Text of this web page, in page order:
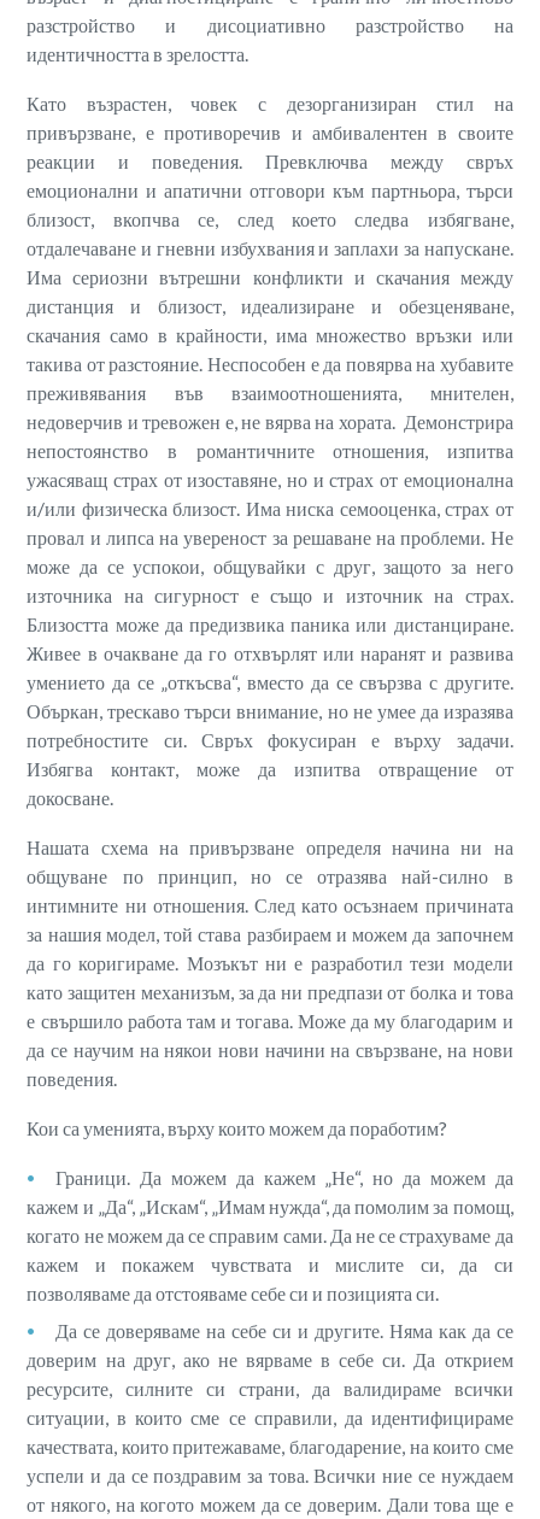
разстройство и дисоциативно разстройство на
идентичността в зрелостта.
Като възрастен, човек с дезорганизиран стил на
привързване, е противоречив и амбивалентен в своите
реакции и поведения. Превключва между свръх
емоционални и апатични отговори към партньора, търси
близост, вкопчва се, след което следва избягване,
отдалечаване и гневни избухвания и заплахи за напускане.
Има сериозни вътрешни конфликти и скачания между
дистанция и близост, идеализиране и обезценяване,
скачания само в крайности, има множество връзки или
такива от разстояние. Неспособен е да повярва на хубавите
преживявания във взаимоотношенията, мнителен,
недоверчив и тревожен е, не вярва на хората. Демонстрира
непостоянство в романтичните отношения, изпитва
ужасяващ страх от изоставяне, но и страх от емоционална
и/или физическа близост. Има ниска семооценка, страх от
провал и липса на увереност за решаване на проблеми. Не
може да се успокои, общувайки с друг, защото за него
източника на сигурност е също и източник на страх.
Близостта може да предизвика паника или дистанциране.
Живее в очакване да го отхвърлят или наранят и развива
умението да се „откъсва“, вместо да се свързва с другите.
Объркан, трескаво търси внимание, но не умее да изразява
потребностите си. Свръх фокусиран е върху задачи.
Избягва контакт, може да изпитва отвращение от
докосване.
Нашата схема на привързване определя начина ни на
общуване по принцип, но се отразява най-силно в
интимните ни отношения. След като осъзнаем причината
за нашия модел, той става разбираем и можем да започнем
да го коригираме. Мозъкът ни е разработил тези модели
като защитен механизъм, за да ни предпази от болка и това
е свършило работа там и тогава. Може да му благодарим и
да се научим на някои нови начини на свързване, на нови
поведения.
Кои са уменията, върху които можем да поработим?
Граници. Да можем да кажем „Не“, но да можем да
кажем и „Да“, „Искам“, „Имам нужда“, да помолим за помощ,
когато не можем да се справим сами. Да не се страхуваме да
кажем и покажем чувствата и мислите си, да си
позволяваме да отстояваме себе си и позицията си.
Да се доверяваме на себе си и другите. Няма как да се
доверим на друг, ако не вярваме в себе си. Да открием
ресурсите, силните си страни, да валидираме всички
ситуации, в които сме се справили, да идентифицираме
качествата, които притежаваме, благодарение, на които сме
успели и да се поздравим за това. Всички ние се нуждаем
от някого, на когото можем да се доверим. Дали това ще е